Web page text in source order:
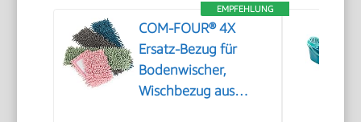
EMPFEHLUNG
COM-FOUR® 4X
Ersatz-Bezug für
Bodenwischer,
Wischbezug aus